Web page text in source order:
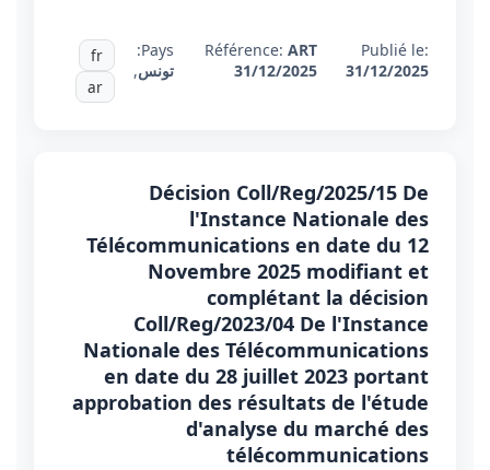
Publié le:
31/12/2025
Référence:ART
31/12/2025
Pays:
تونس,
fr
ar
Décision Coll/Reg/2025/15 De
l'Instance Nationale des
Télécommunications en date du 12
Novembre 2025 modifiant et
complétant la décision
Coll/Reg/2023/04 De l'Instance
Nationale des Télécommunications
en date du 28 juillet 2023 portant
approbation des résultats de l'étude
d'analyse du marché des
télécommunications